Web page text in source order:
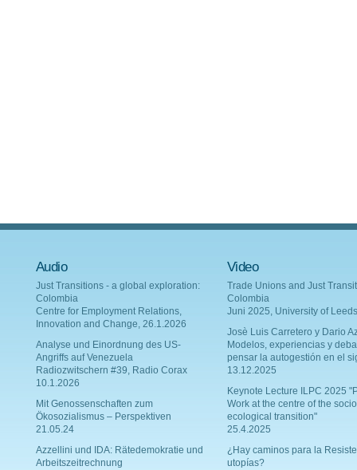
Audio
Just Transitions - a global exploration:
Colombia
Centre for Employment Relations,
Innovation and Change, 26.1.2026
Analyse und Einordnung des US-
Angriffs auf Venezuela
Radiozwitschern #39, Radio Corax
10.1.2026
Mit Genossenschaften zum
Ökosozialismus – Perspektiven
21.05.24
Azzellini und IDA: Rätedemokratie und
Arbeitszeitrechnung
Video
Trade Unions and Just
Colombia
Juni 2025, University of Leeds
Josè Luis Carretero y Dario
Modelos, experiencias y
pensar la autogestión en el
13.12.2025
Keynote Lecture ILPC 2025
Work at the centre of the
ecological transition"
25.4.2025
¿Hay caminos para la
utopías?